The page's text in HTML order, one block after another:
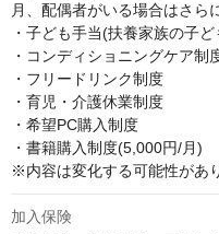
月、配偶者がいる場合はさら
・子ども手当(扶養家族の子
・コンディショニングケア制
・フリードリンク制度
・育児・介護休業制度
・希望PC購入制度
・書籍購入制度(5,000円/月)
※内容は変化する可能性があ
加入保険